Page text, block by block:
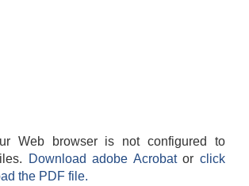
Web browser is not configured to
Download adobe Acrobatorclick
the PDF file.